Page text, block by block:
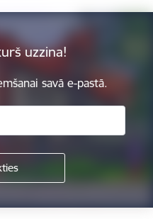
uzzina!
savā e-pastā.